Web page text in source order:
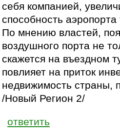
себя компанией,
способность
По мнению властей,
воздушного порта не
скажется на въездном
повлияет на приток
недвижимость страны,
/Новый Регион 2/
ответить